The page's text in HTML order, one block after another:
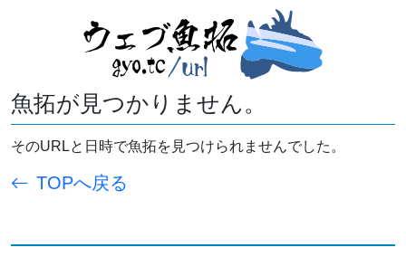
魚拓が見つかりません。
そのURLと日時で魚拓を見つけられませんでした。
TOPへ戻る